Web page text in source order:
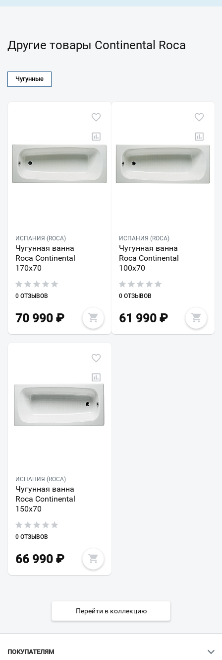
Другие товары Continental Roca
Чугунные
ИСПАНИЯ (ROCA)
Чугунная ванна
Roca Continental
170x70
0 ОТЗЫВОВ
70 990 ₽
ИСПАНИЯ (ROCA)
Чугунная ванна
Roca Continental
100x70
0 ОТЗЫВОВ
61 990₽
ИСПАНИЯ (ROCA)
Чугунная ванна
Roca Continental
150х70
0 ОТЗЫВОВ
66 990 ₽
Перейти в коллекцию
ПОКУПАТЕЛЯМ